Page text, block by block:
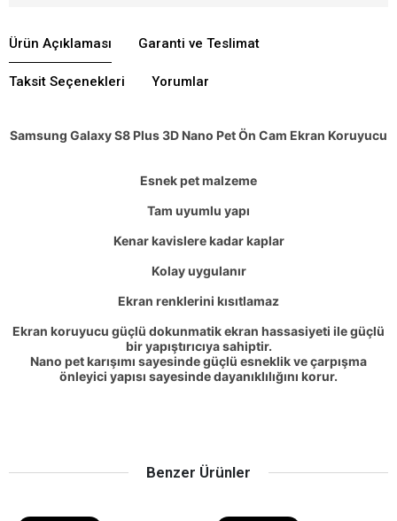
Ürün Açıklaması Garanti ve Teslimat
Taksit Seçenekleri Yorumlar
Samsung Galaxy S8 Plus 3D Nano Pet Ön Cam Ekran Koruyucu
Esnek pet malzeme
Tam uyumlu yapı
Kenar kavislere kadar kaplar
Kolay uygulanır
Ekran renklerini kısıtlamaz
Ekran koruyucu güçlü dokunmatik ekran hassasiyeti ile güçlü
bir yapıştırıcıya sahiptir.
Nano pet karışımı sayesinde güçlü esneklik ve çarpışma
önleyici yapısı sayesinde dayanıklılığını korur.
Benzer Ürünler